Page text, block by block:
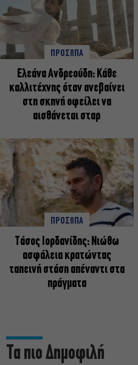
ΠΡΟΣΩΠΑ
Ελεάνα Ανδρεούδη: Κάθε
καλλιτέχνης όταν ανεβαίνει
στη σκηνή οφείλει να
αισθάνεται σταρ
ΠΡΟΣΩΠΑ
Tάσος Ιορδανίδης: Νιώθω
ασφάλεια κρατώντας
ταπεινή στάση απέναντι στα
πράγματα
Τα πιο Δημοφιλή